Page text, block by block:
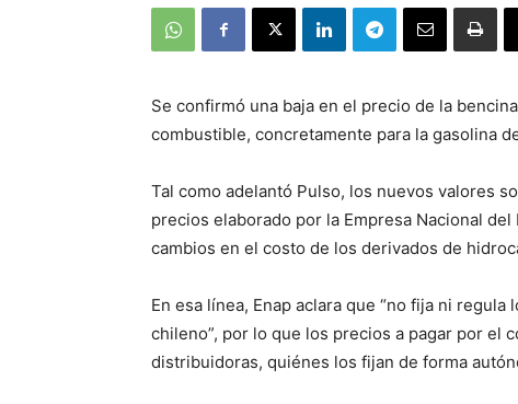
Se confirmó una baja en el precio de la
combustible, concretamente para la gasolina
Tal como adelantó Pulso, los nuevos valores
precios elaborado por la Empresa Nacional
cambios en el costo de los derivados de
En esa línea, Enap aclara que “no fija ni
chileno”, por lo que los precios a pagar por el
distribuidoras, quiénes los fijan de forma